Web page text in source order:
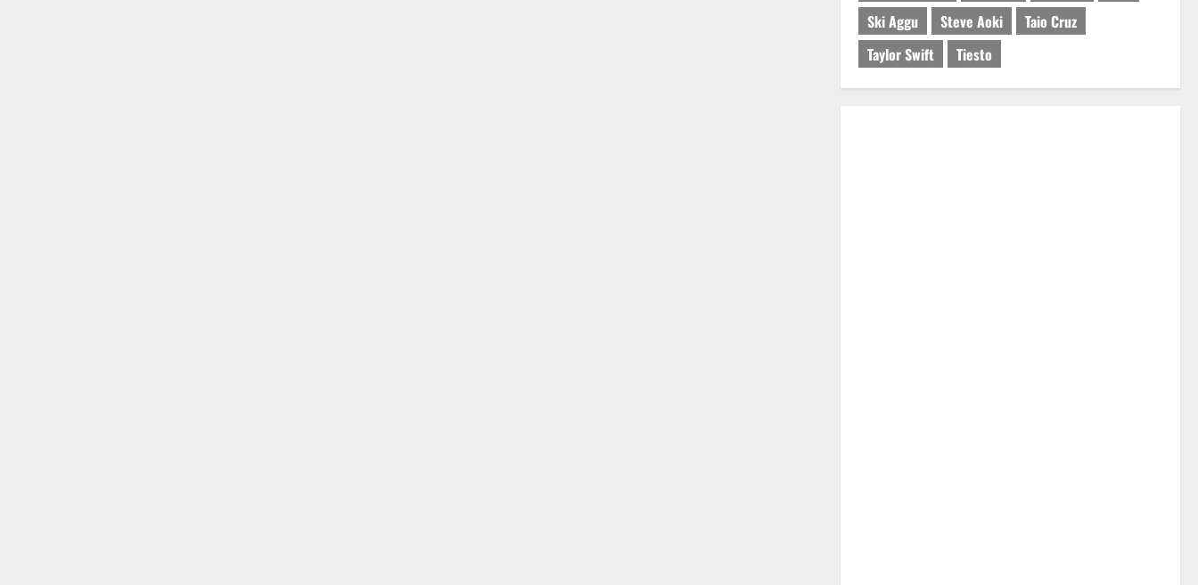
Ski Aggu
Steve Aoki
Taio Cruz
Taylor Swift
Tiesto